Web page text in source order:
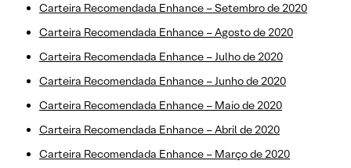
Carteira Recomendada Enhance – Setembro de 2020
Carteira Recomendada Enhance – Agosto de 2020
Carteira Recomendada Enhance – Julho de 2020
Carteira Recomendada Enhance – Junho de 2020
Carteira Recomendada Enhance – Maio de 2020
Carteira Recomendada Enhance – Abril de 2020
Carteira Recomendada Enhance – Março de 2020